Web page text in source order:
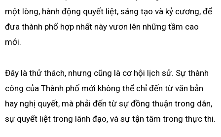
một lòng, hành động quyết liệt, sáng tạo và kỷ cương, để
đưa thành phố hợp nhất này vươn lên những tầm cao
mới.
Đây là thử thách, nhưng cũng là cơ hội lịch sử. Sự thành
công của Thành phố mới không thể chỉ đến từ văn bản
hay nghị quyết, mà phải đến từ sự đồng thuận trong dân,
sự quyết liệt trong lãnh đạo, và sự tận tâm trong thực thi.